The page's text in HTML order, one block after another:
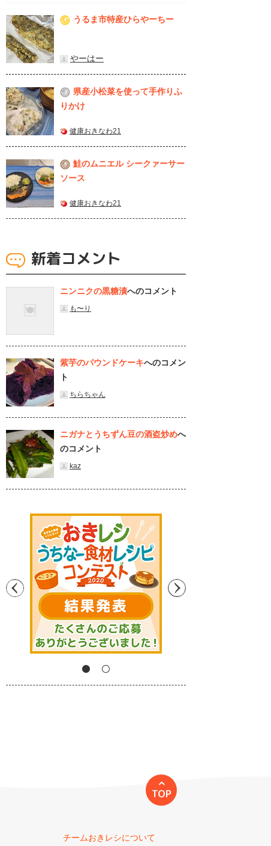
1 うるま市特産ひらやーちー
やーはー
2
県産⼩松菜を使って⼿作りふ
りかけ
健康おきなわ21
3
鮭のムニエル シークァーサー
ソース
健康おきなわ21
新着コメント
ニンニクの黒糖漬へのコメント
も〜り
紫芋のパウンドケーキへのコメン
ト
ちらちゃん
ニガナとうちずん豆の酒盗炒めへ
のコメント
kaz
TOP
チームおきレシについて